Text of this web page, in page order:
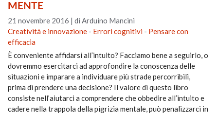
MENTE
21 novembre 2016 |di Arduino Mancini
Creatività e innovazione - Errori cognitivi - Pensare con
efficacia
È conveniente affidarsi all’intuito? Facciamo bene a seguirlo, o
dovremmo esercitarci ad approfondire la conoscenza delle
situazioni e imparare a individuare più strade percorribili,
prima di prendere una decisione? Il valore di questo libro
consiste nell’aiutarci a comprendere che obbedire all’intuito e
cadere nella trappola della pigrizia mentale, può penalizzarci in